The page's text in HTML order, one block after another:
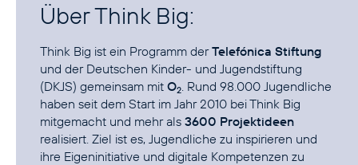
Über Think Big:
Think Big ist ein Programm derTelefónica Stiftung
und der Deutschen Kinder- und Jugendstiftung
(DKJS) gemeinsam mit O2. Rund 98.000 Jugendliche
haben seit dem Start im Jahr 2010 bei Think Big
mitgemacht und mehr als 3600 Projektideen
realisiert. Ziel ist es, Jugendliche zu inspirieren und
ihre Eigeninitiative und digitale Kompetenzen zu